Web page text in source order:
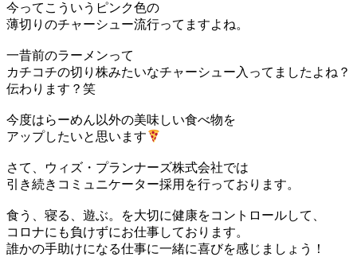
今ってこういうピンク色の
薄切りのチャーシュー流行ってますよね。
一昔前のラーメンって
カチコチの切り株みたいなチャーシュー入ってましたよね？
伝わります？笑
今度はらーめん以外の美味しい食べ物を
アップしたいと思います
さて、ウィズ・プランナーズ株式会社では
引き続きコミュニケーター採用を行っております。
食う、寝る、遊ぶ。を大切に健康をコントロールして、
コロナにも負けずにお仕事しております。
誰かの手助けになる仕事に一緒に喜びを感じましょう！